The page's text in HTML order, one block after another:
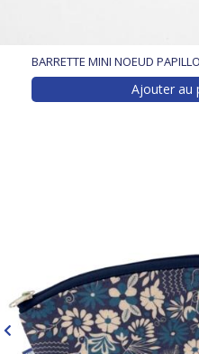
BARRETTE MINI NOEUD
Ajouter au